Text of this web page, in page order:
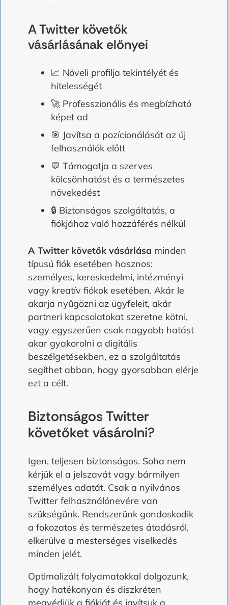
A Twitter követők
vásárlásának előnyei
📈 Növeli profilja tekintélyét és
hitelességét
🚀 Professzionális és megbízható
képet ad
🎯 Javítsa a pozícionálását az új
felhasználók előtt
💬 Támogatja a szerves
kölcsönhatást és a természetes
növekedést
🔒 Biztonságos szolgáltatás, a
fiókjához való hozzáférés nélkül
A Twitter követők vásárlása minden
típusú fiók esetében hasznos:
személyes, kereskedelmi, intézményi
vagy kreatív fiókok esetében. Akár le
akarja nyűgözni az ügyfeleit, akár
partneri kapcsolatokat szeretne kötni,
vagy egyszerűen csak nagyobb hatást
akar gyakorolni a digitális
beszélgetésekben, ez a szolgáltatás
segíthet abban, hogy gyorsabban elérje
ezt a célt.
Biztonságos Twitter
követőket vásárolni?
Igen, teljesen biztonságos. Soha nem
kérjük el a jelszavát vagy bármilyen
személyes adatát. Csak a nyilvános
Twitter felhasználónevére van
szükségünk. Rendszerünk gondoskodik
a fokozatos és természetes átadásról,
elkerülve a mesterséges viselkedés
minden jelét.
Optimalizált folyamatokkal dolgozunk,
hogy hatékonyan és diszkréten